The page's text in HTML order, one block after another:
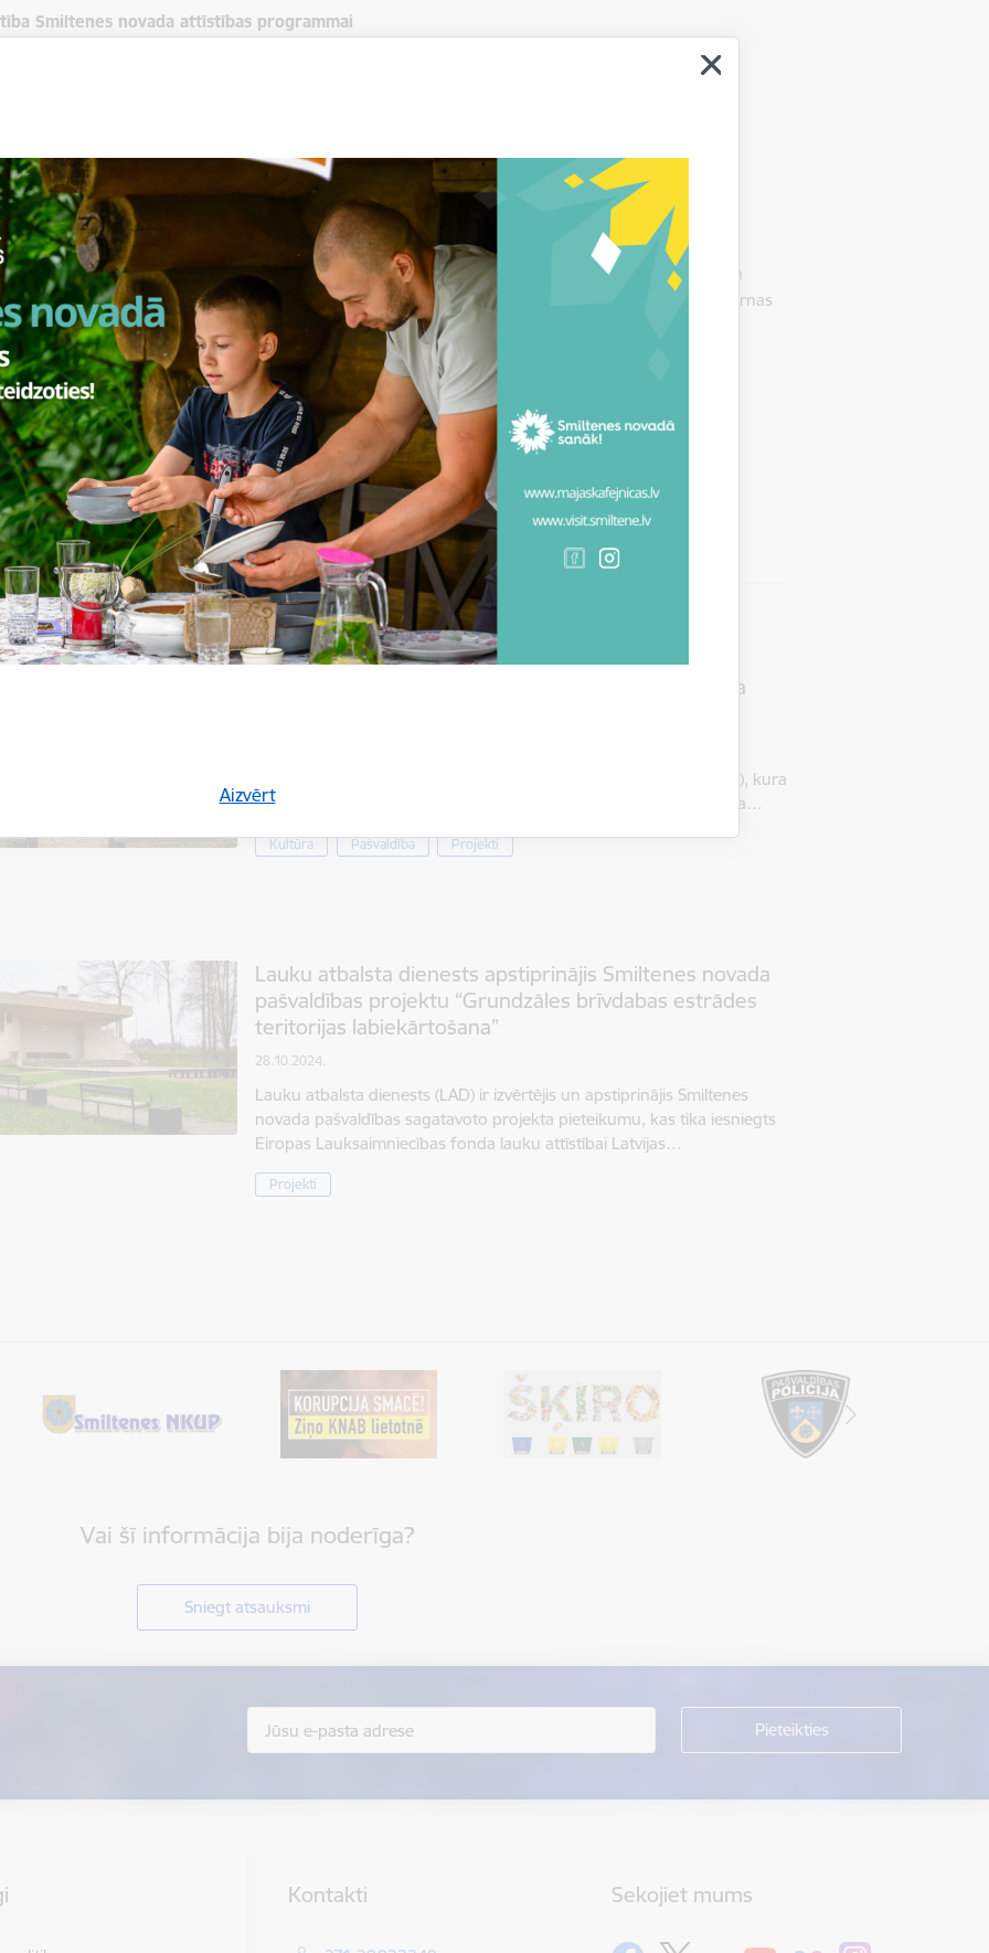
Aizvērt
Smiltenes novada attīstības programmai
ilgstoši kalpojošu, līdzenu betona vienlaidu seguma estrādes grīdu, kura tiek izmantota kultūras,
mācību, pulcēšanās un atpūtas vajadzībām;
estrādes teritorijas apgaismošanu ar elektrību, ko radījuši atjaunīgie energoresursi- vējš un
uzstādot uz jumta vēja turbīnu un saules paneli, kas nodrošinās ar elektroenerģiju estrādes laternas
tumšajā laikā.
ilgums
.–17.10.2025.
finansējums
kopējās izmaksas:37438,38EUR, no tām:
programmas finansējums:26206,87EUR;
pašvaldības finansējums:11231,51EUR.
Grundzālē labiekārtota brīvdabas estrādes teritorija
teritorijas labiekārtošana" (Nr.24-09-CL07-C0LA19.2201-000003), kura
ietvaros Grundzāles estrāde tikusi pie jaunas, mūsdienīgas betona…
Kultūra Pašvaldība Projekti
Lauku atbalsta dienests apstiprinājis Smiltenes novada
pašvaldības projektu “Grundzāles brīvdabas estrādes
teritorijas labiekārtošana”
28.10.2024.
Lauku atbalsta dienests (LAD) ir izvērtējis un apstiprinājis Smiltenes
novada pašvaldības sagatavoto projekta pieteikumu, kas tika iesniegts
Eiropas Lauksaimniecības fonda lauku attīstībai Latvijas…
Projekti
Vai šī informācija bija noderīga?
Sniegt atsauksmi
Kontakti Sekojiet mums